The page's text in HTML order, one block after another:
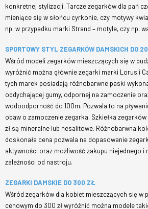
konkretnej stylizacji. Tarcze zegarków dla pań
mieniące się w słońcu cyrkonie, czy motywy
np. w przypadku marki Strand – motyle, czy np.
SPORTOWY STYL ZEGARKÓW DAMSKICH DO
Wśród modeli zegarków mieszczących się w
wyróżnić można głównie zegarki marki Lorus i
tych marek posiadają różnobarwne paski
oddychającej gumy, odpornej na zamoczenie
wodoodporność do 100m. Pozwala to na
obaw o zamoczenie zegarka. Szkiełka
zł są mineralne lub hesalitowe. Różnobarwna
doskonała cena pozwala na dopasowanie
aktywności oraz możliwość zakupu niejednego i
zależności od nastroju.
ZEGARKI DAMSKIE DO 300 ZŁ
Wśród zegarków dla kobiet mieszczących się w
cenowym do 300 zł wyróżnić można modele